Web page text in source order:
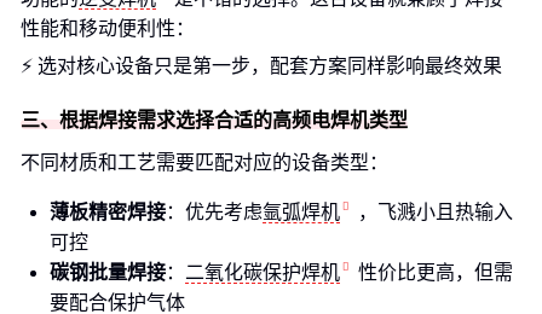
性能和移动便利性：
⚡ 选对核心设备只是第一步，配套方案同样影响最终效果
三、根据焊接需求选择合适的高频电焊机类型
不同材质和工艺需要匹配对应的设备类型：
薄板精密焊接：优先考虑氩弧焊机
，飞溅小且热输入
可控
碳钢批量焊接： 二氧化碳保护焊机
性价比更高，但需
要配合保护气体